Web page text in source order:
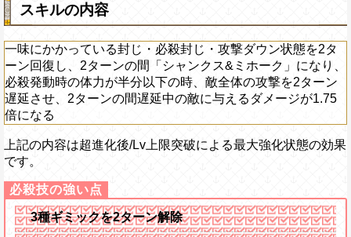
スキルの内容
一味にかかっている封じ・必殺封じ・攻撃ダウン状態を2タ
ーン回復し、2ターンの間「シャンクス&ミホーク」になり、
必殺発動時の体力が半分以下の時、敵全体の攻撃を2ターン
遅延させ、2ターンの間遅延中の敵に与えるダメージが1.75
倍になる
上記の内容は超進化後/Lv上限突破による最大強化状態の効果
です。
3種ギミックを2ターン解除